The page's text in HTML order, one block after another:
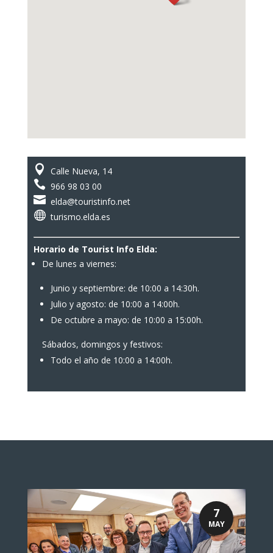
 Calle Nueva, 14
 966 98 03 00
elda@touristinfo.net
turismo.elda.es
Horario de Tourist Info Elda:
De lunes a viernes:
Junio y septiembre: de 10:00 a 14:30h.
Julio y agosto: de 10:00 a 14:00h.
De octubre a mayo: de 10:00 a 15:00h.
Sábados, domingos y festivos:
Todo el año de 10:00 a 14:00h.
7
MAY